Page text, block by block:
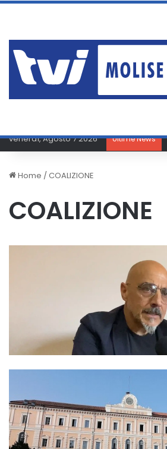
venerdì, Agosto 7 2026 Ultime News
Home /COALIZIONE
COALIZIONE